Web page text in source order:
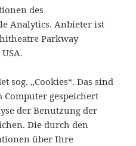
des
Analytics. Anbieter ist
Parkway
sog. „Cookies“. Das sind
gespeichert
der Benutzung der
Die durch den
über Ihre